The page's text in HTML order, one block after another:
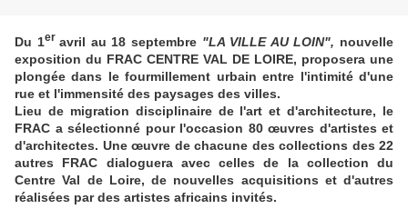
Du 1er avril au 18 septembre "LA VILLE AU LOIN", nouvelle
exposition du FRAC CENTRE VAL DE LOIRE, proposera une
plongée dans le fourmillement urbain entre l'intimité d'une
rue et l'immensité des paysages des villes.
Lieu de migration disciplinaire de l'art et d'architecture, le
FRAC a sélectionné pour l'occasion 80 œuvres d'artistes et
d'architectes. Une œuvre de chacune des collections des 22
autres FRAC dialoguera avec celles de la collection du
Centre Val de Loire, de nouvelles acquisitions et d'autres
réalisées par des artistes africains invités.